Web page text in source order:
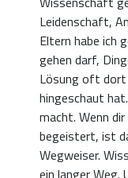
Leidenschaft,
Eltern habe ich
gehen darf,
Lösung oft
hingeschaut
macht. Wenn
begeistert, ist
Wegweiser.